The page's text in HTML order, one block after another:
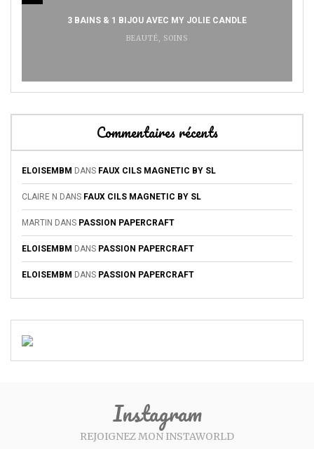
3 BAINS & 1 BIJOU AVEC MY JOLIE CANDLE
BEAUTÉ, SOINS
Commentaires récents
ELOISEMBM DANS FAUX CILS MAGNETIC BY SL
CLAIRE N DANS FAUX CILS MAGNETIC BY SL
MARTIN DANS PASSION PAPERCRAFT
ELOISEMBM DANS PASSION PAPERCRAFT
ELOISEMBM DANS PASSION PAPERCRAFT
Instagram
REJOIGNEZ MON INSTAWORLD